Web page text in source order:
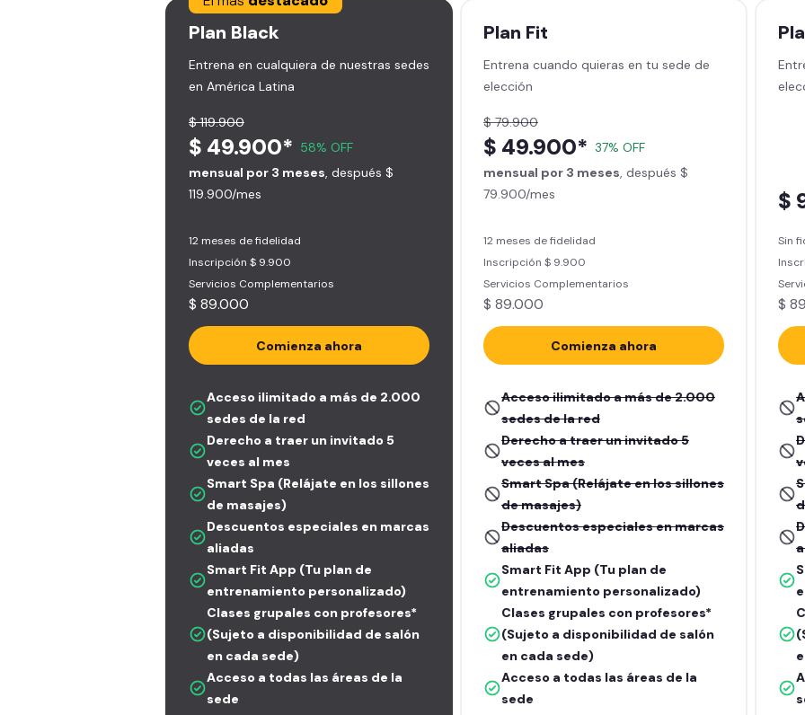
Plan Black
Entrena en cualquiera de nuestras sedes
en América Latina
$ 119.900
$ 49.900* 58% OFF
mensual por 3 meses, después $
119.900/mes
12 meses de fidelidad
Inscripción $ 9.900
Servicios Complementarios
$ 89.000
Comienza ahora
Acceso ilimitado a más de 2.000
sedes de la red
Derecho a traer un invitado 5
veces al mes
Smart Spa (Relájate en los sillones
de masajes)
Descuentos especiales en marcas
aliadas
Smart Fit App (Tu plan de
entrenamiento personalizado)
Clases grupales con profesores*
(Sujeto a disponibilidad de salón
en cada sede)
Acceso a todas las áreas de la
sede
Plan Fit
Entrena cuando quieras en tu sede de
elección
$ 79.900
$ 49.900* 37% OFF
mensual por 3 meses, después $
79.900/mes
12 meses de fidelidad
Inscripción $ 9.900
Servicios Complementarios
$ 89.000
Comienza ahora
Acceso ilimitado a más de 2.000
sedes de la red
Derecho a traer un invitado 5
veces al mes
Smart Spa (Relájate en los sillones
de masajes)
Descuentos especiales en marcas
aliadas
Smart Fit App (Tu plan de
entrenamiento personalizado)
Clases grupales con profesores*
(Sujeto a disponibilidad de salón
en cada sede)
Acceso a todas las áreas de la
sede
$
Sin
$